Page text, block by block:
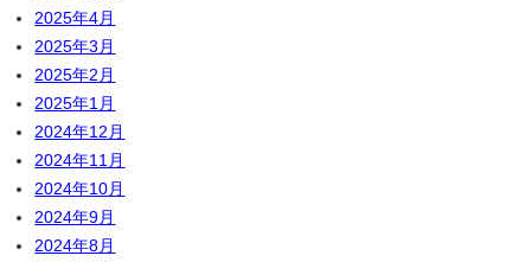
2025年4月
2025年3月
2025年2月
2025年1月
2024年12月
2024年11月
2024年10月
2024年9月
2024年8月